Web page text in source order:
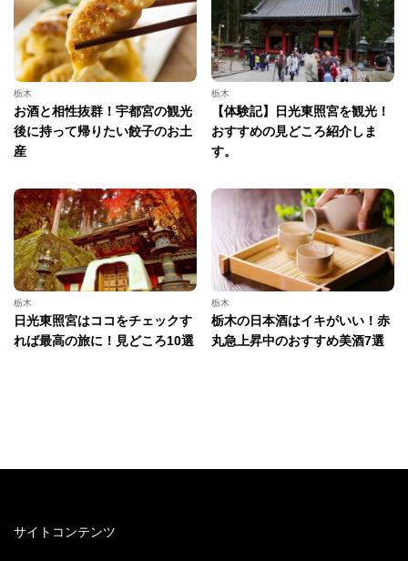
栃木
お酒と相性抜群！宇都宮の観光
後に持って帰りたい餃子のお土
産
栃木
【体験記】日光東照宮を観光！
おすすめの見どころ紹介しま
す。
栃木
日光東照宮はココをチェックす
れば最高の旅に！見どころ10選
栃木
栃木の日本酒はイキがいい！赤
丸急上昇中のおすすめ美酒7選
サイトコンテンツ